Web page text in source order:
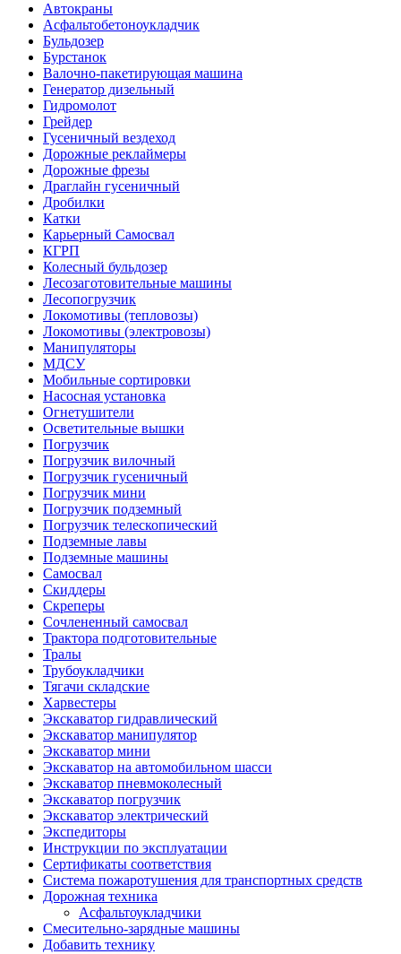
Автокраны
Асфальтобетоноукладчик
Бульдозер
Бурстанок
Валочно-пакетирующая машина
Генератор дизельный
Гидромолот
Грейдер
Гусеничный вездеход
Дорожные реклаймеры
Дорожные фрезы
Драглайн гусеничный
Дробилки
Катки
Карьерный Самосвал
КГРП
Колесный бульдозер
Лесозаготовительные машины
Лесопогрузчик
Локомотивы (тепловозы)
Локомотивы (электровозы)
Манипуляторы
МДСУ
Мобильные сортировки
Насосная установка
Огнетушители
Осветительные вышки
Погрузчик
Погрузчик вилочный
Погрузчик гусеничный
Погрузчик мини
Погрузчик подземный
Погрузчик телескопический
Подземные лавы
Подземные машины
Самосвал
Скиддеры
Скреперы
Сочлененный самосвал
Трактора подготовительные
Тралы
Трубоукладчики
Тягачи складские
Харвестеры
Экскаватор гидравлический
Экскаватор манипулятор
Экскаватор мини
Экскаватор на автомобильном шасси
Экскаватор пневмоколесный
Экскаватор погрузчик
Экскаватор электрический
Экспедиторы
Инструкции по эксплуатации
Сертификаты соответствия
Система пожаротушения для транспортных средств
Дорожная техника
Асфальтоукладчики
Смесительно-зарядные машины
Добавить технику